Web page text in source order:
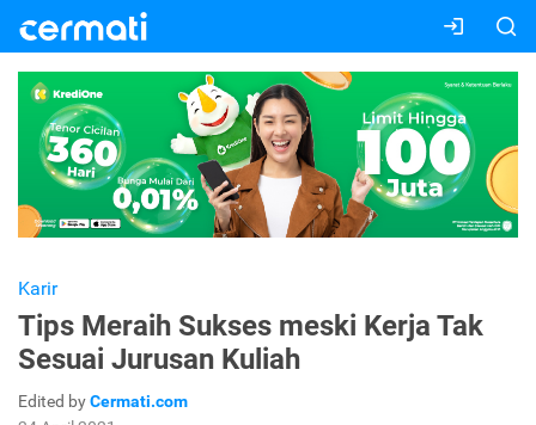
Karir
Tips Meraih Sukses meski Kerja Tak
Sesuai Jurusan Kuliah
Edited byCermati.com